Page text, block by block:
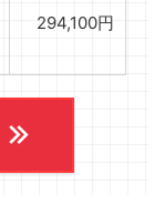
294,100円